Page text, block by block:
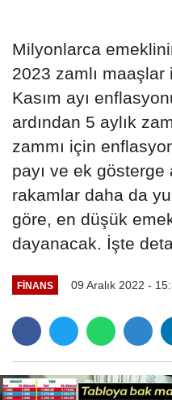
Milyonlarca
2023 zamlı maaşlar
Kasım ayı
ardından 5 aylık
zammı için
payı ve ek gösterge
rakamlar daha da
göre, en düşük
dayanacak. İşte
FINANS 09 Aralık 2022 -